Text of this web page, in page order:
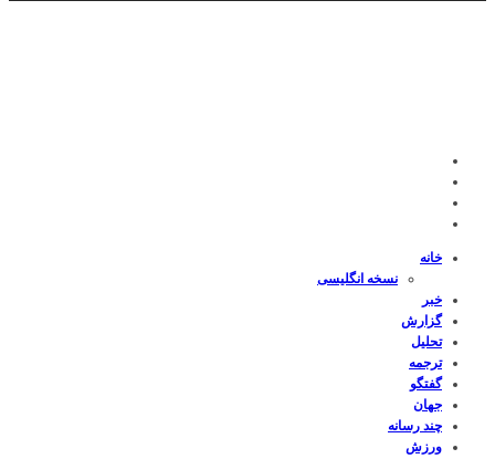
خانه
نسخه انگلیسی
خبر
گزارش
تحلیل
ترجمه
گفتگو
جهان
چند رسانه
ورزش